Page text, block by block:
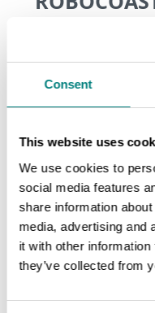
Consent
This website uses
We use cookies to
social media features
share information
media, advertising and
it with other information
they’ve collected from
Prizztech Oy
Satakunnan
Vaasan
Yrkeshögskolan
Vaasan yliopisto
Centria-